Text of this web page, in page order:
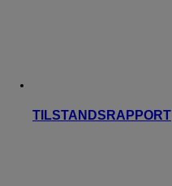
TILSTANDSRAPPORT